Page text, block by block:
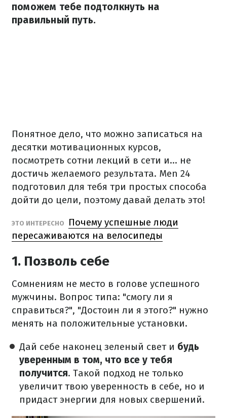
поможем тебе подтолкнуть на
правильный путь.
Понятное дело, что можно записаться на
десятки мотивационных курсов,
посмотреть сотни лекций в сети и... не
достичь желаемого результата. Men 24
подготовил для тебя три простых способа
дойти до цели, поэтому давай делать это!
ЭТО ИНТЕРЕСНО
Почему успешные люди
пересаживаются на велосипеды
1. Позволь себе
Сомнениям не место в голове успешного
мужчины. Вопрос типа: "смогу ли я
справиться?", "Достоин ли я этого?" нужно
менять на положительные установки.
Дай себе наконец зеленый свет и будь
уверенным в том, что все у тебя
получится. Такой подход не только
увеличит твою уверенность в себе, но и
придаст энергии для новых свершений.